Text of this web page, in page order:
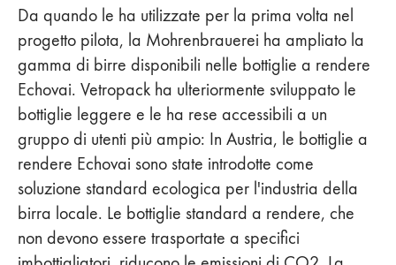
Da quando le ha utilizzate per la prima volta nel
progetto pilota, la Mohrenbrauerei ha ampliato la
gamma di birre disponibili nelle bottiglie a rendere
Echovai. Vetropack ha ulteriormente sviluppato le
bottiglie leggere e le ha rese accessibili a un
gruppo di utenti più ampio: In Austria, le bottiglie a
rendere Echovai sono state introdotte come
soluzione standard ecologica per l'industria della
birra locale. Le bottiglie standard a rendere, che
non devono essere trasportate a specifici